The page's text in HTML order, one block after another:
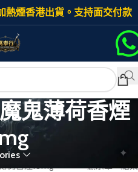
熱煙香港出貨。支持面交付款
鬼薄荷香煙
荷香煙10mg” 顯示單一結果